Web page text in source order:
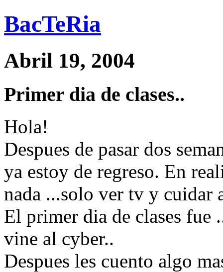
BacTeRia
Abril 19, 2004
Primer dia de clases..
Hola!
Despues de pasar dos
ya estoy de regreso. En
nada ...solo ver tv y cuidar
El primer dia de clases fue
vine al cyber..
Despues les cuento algo